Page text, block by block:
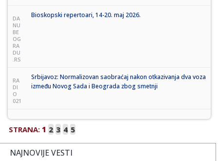
DA
NU
BE
OG
RA
DU
.RS
Bioskopski repertoari, 14-20. maj 2026.
RA
DI
O
021
Srbijavoz: Normalizovan saobraćaj nakon otkazivanja dva voza
između Novog Sada i Beograda zbog smetnji
STRANA: 1 2 3 4 5
NAJNOVIJE VESTI